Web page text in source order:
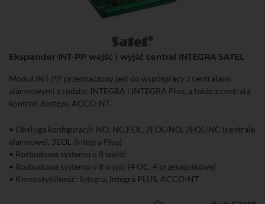
Ekspander INT-PP wejść i wyjść central INTEGRA SATEL
Moduł INT-PP przeznaczony jest do współpracy z centralami
alarmowymi z rodzin: INTEGRA i INTEGRA Plus, a także z centralą
kontroli dostępu ACCO-NT.
• Obsługa konfiguracji: NO, NC,EOL, 2EOL/NO, 2EOL/NC (centrale
alarmowe), 3EOL (Integra Plus)
• Rozbudowa systemu o 8 wejść
• Rozbudowa systemu o 8 wyjść (4 OC, 4 przekaźnikowe)
• Kompatybilność: Integra, Integra PLUS, ACCO-NT